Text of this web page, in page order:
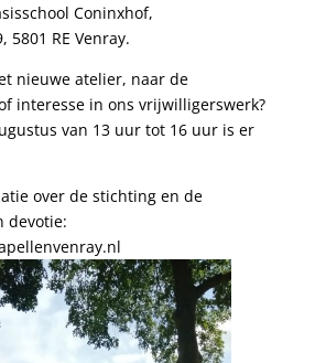
Coninxhof,
5801 RE Venray.
nieuwe atelier, naar de
interesse in ons vrijwilligerswerk?
van 13 uur tot 16 uur is er
over de stichting en de
devotie: